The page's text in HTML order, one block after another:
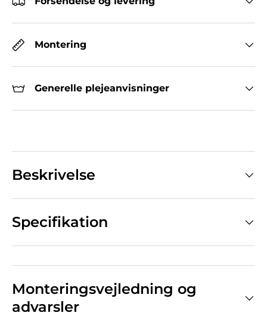
Montering
Generelle plejeanvisninger
Beskrivelse
Specifikation
Monteringsvejledning og
advarsler